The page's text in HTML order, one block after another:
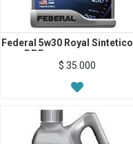
Federal 5w30 Royal Sintetico
para DPF
$ 35.000